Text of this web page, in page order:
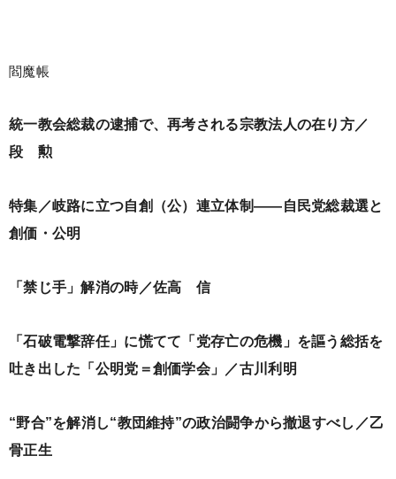
閻魔帳
統一教会総裁の逮捕で、再考される宗教法人の在り方／
段 勲
特集／岐路に立つ自創（公）連立体制――自民党総裁選と
創価・公明
「禁じ手」解消の時／佐高 信
「石破電撃辞任」に慌てて「党存亡の危機」を謳う総括を
吐き出した「公明党＝創価学会」／古川利明
“野合”を解消し“教団維持”の政治闘争から撤退すべし／乙
骨正生